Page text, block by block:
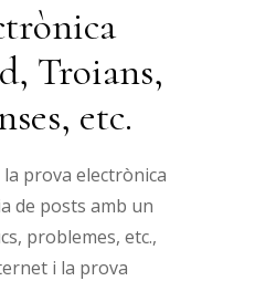
Troians,
etc.
prova electrònica
de posts amb un
problemes, etc.,
i la prova